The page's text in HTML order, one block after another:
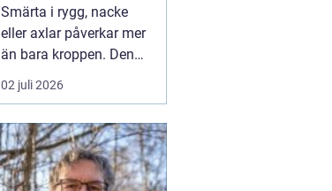
Smärta i rygg, nacke
eller axlar påverkar mer
än bara kroppen. Den
kan störa sömnen, göra
det svårt att koncentrera
energin från allt som
annars brukar kännas
roligt. Många vänjer sig
02 juli 2026